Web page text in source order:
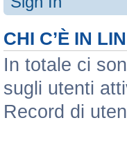
CHI C’È IN
In totale ci
sugli utenti
Record di